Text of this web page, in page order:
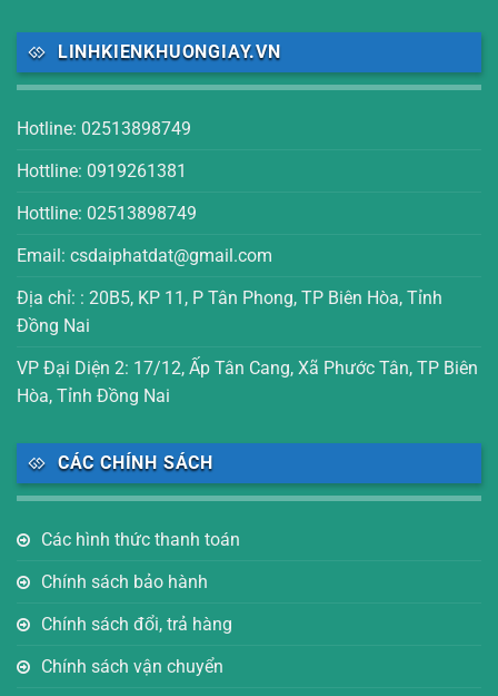
LINHKIENKHUONGIAY.VN
Hotline: 02513898749
Hottline: 0919261381
Hottline: 02513898749
Email: csdaiphatdat@gmail.com
Địa chỉ: : 20B5, KP 11, P Tân Phong, TP Biên Hòa, Tỉnh
Đồng Nai
VP Đại Diện 2: 17/12, Ấp Tân Cang, Xã Phước Tân, TP Biên
Hòa, Tỉnh Đồng Nai
CÁC CHÍNH SÁCH
Các hình thức thanh toán
Chính sách bảo hành
Chính sách đổi, trả hàng
Chính sách vận chuyển